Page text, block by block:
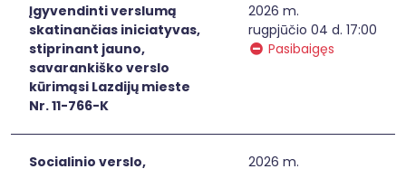
Įgyvendinti verslumą
skatinančias iniciatyvas,
stiprinant jauno,
savarankiško verslo
kūrimąsi Lazdijų mieste
Nr. 11-766-K
2026 m.
rugpjūčio 04 d. 17:00
Pasibaigęs
Socialinio verslo,
2026 m.